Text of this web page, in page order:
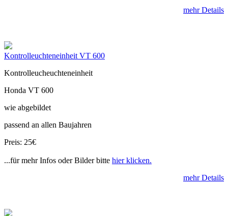
mehr Details
Kontrolleuchteneinheit VT 600
Kontrolleucheuchteneinheit
Honda VT 600
wie abgebildet
passend an allen Baujahren
Preis: 25€
...für mehr Infos oder Bilder bitte hier klicken.
mehr Details